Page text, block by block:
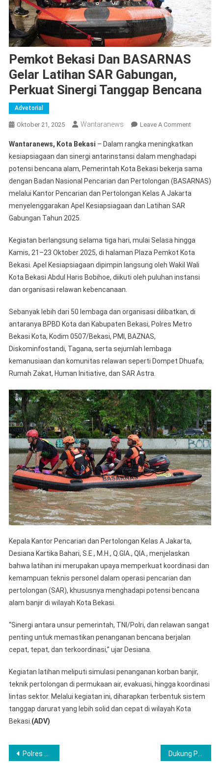
Pemkot Bekasi Dan BASARNAS
Gelar Latihan SAR Gabungan,
Perkuat Sinergi Tanggap Bencana
Advetorial
Oktober 21, 2025 Wantaranews Leave A CommentOn
Bekasi
Dan
Gelar
Latihan
Sinergi
Wantaranews, Kota Bekasi – Dalam rangka meningkatkan
kesiapsiagaan dan sinergi antarinstansi dalam menghadapi
potensi bencana alam, Pemerintah Kota Bekasi bekerja sama
dengan Badan Nasional Pencarian dan Pertolongan (BASARNAS)
melalui Kantor Pencarian dan Pertolongan Kelas A Jakarta
menyelenggarakan Apel Kesiapsiagaan dan Latihan SAR
Gabungan Tahun 2025.
Kegiatan berlangsung selama tiga hari, mulai Selasa hingga
Kamis, 21–23 Oktober 2025, di halaman Plaza Pemkot Kota
Bekasi. Apel Kesiapsiagaan dipimpin langsung oleh Wakil Wali
Kota Bekasi Abdul Haris Bobihoe, diikuti oleh puluhan instansi
dan organisasi relawan kebencanaan.
Sebanyak lebih dari 50 lembaga dan organisasi dilibatkan, di
antaranya BPBD Kota dan Kabupaten Bekasi, Polres Metro
Bekasi Kota, Kodim 0507/Bekasi, PMI, BAZNAS,
Diskominfostandi, Tagana, serta sejumlah lembaga
kemanusiaan dan komunitas relawan seperti Dompet Dhuafa,
Rumah Zakat, Human Initiative, dan SAR Astra.
Kepala Kantor Pencarian dan Pertolongan Kelas A Jakarta,
Desiana Kartika Bahari, S.E., M.H., Q.GIA., QIA., menjelaskan
bahwa latihan ini merupakan upaya memperkuat koordinasi dan
kemampuan teknis personel dalam operasi pencarian dan
pertolongan (SAR), khususnya menghadapi potensi bencana
alam banjir di wilayah Kota Bekasi.
“Sinergi antara unsur pemerintah, TNI/Polri, dan relawan sangat
penting untuk memastikan penanganan bencana berjalan
cepat, tepat, dan terkoordinasi,” ujar Desiana.
Kegiatan latihan meliputi simulasi penanganan korban banjir,
teknik pertolongan di permukaan air, evakuasi, hingga koordinasi
lintas sektor. Melalui kegiatan ini, diharapkan terbentuk sistem
tanggap darurat yang lebih solid dan cepat di wilayah Kota
Bekasi. (ADV)
Navigasi
Polres Lubuk Linggau Turunkan Personil Pengamanan Hari Santri Nasional Aman dan Kondusif